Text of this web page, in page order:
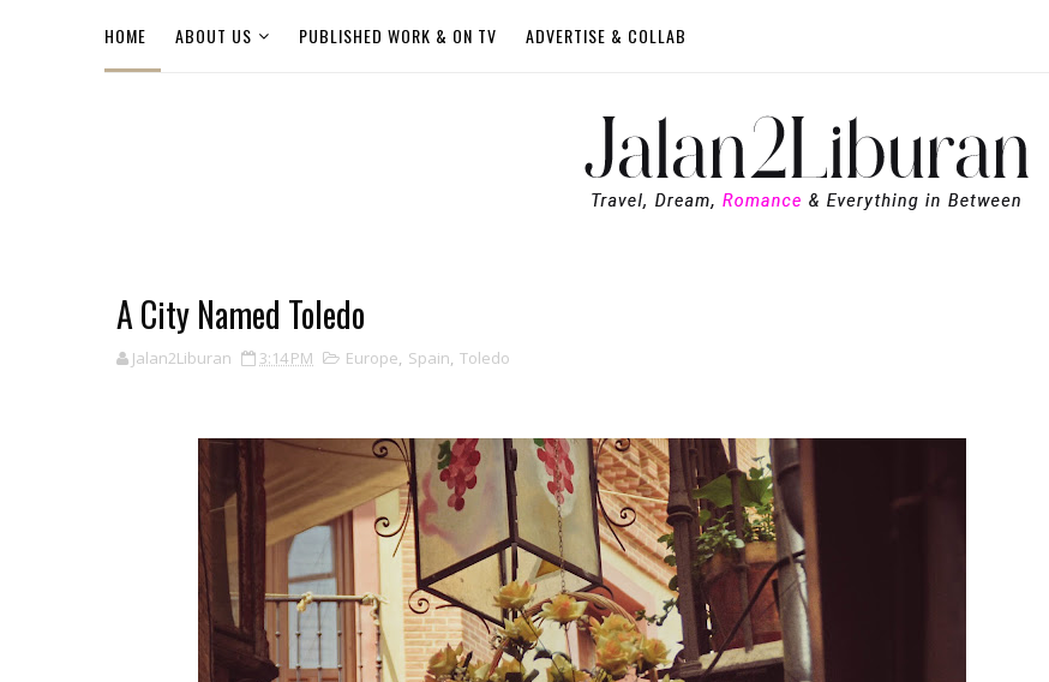
HOME ABOUT US PUBLISHED WORK & ON TV ADVERTISE & COLLAB
A City Named Toledo
Jalan2Liburan 3:14 PM Europe, Spain, Toledo